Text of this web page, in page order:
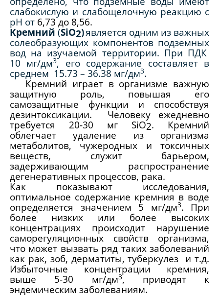
слабокислую и слабощелочную реакцию с
рН от 6,73 до 8,56.
Кремний (SiO2)является одним из важных
солеобразующих компонентов подземных
вод на изучаемой территории. При ПДК
10 мг/дм3, его содержание составляет в
среднем 15.73 – 36.38 мг/дм3.
Кремний играет в организме важную
защитную роль, повышая его
самозащитные функции и способствуя
дезинтоксикации. Человеку ежедневно
требуется 20-30 мг SiO2. Кремний
облегчает удаление из организма
метаболитов, чужеродных и токсичных
веществ, служит барьером,
задерживающим распространение
дегенеративных процессов, рака.
Как показывают исследования,
оптимальное содержание кремния в воде
определяется значением 5 мг/дм3. При
более низких или более высоких
концентрациях происходит нарушение
саморегуляционных свойств организма,
что может вызвать ряд таких заболеваний
как рак, зоб, дерматиты, туберкулез и т.д.
Избыточные концентрации кремния,
выше 5-30 мг/дм3, приводят к
эндемическим заболеваниям.